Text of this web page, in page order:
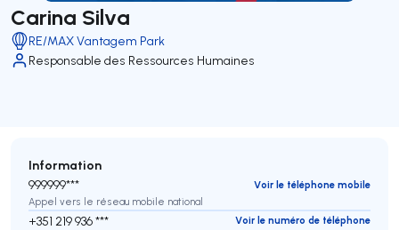
Carina Silva
RE/MAX Vantagem Park
Responsable des Ressources Humaines
Information
999999***
Voir le téléphone mobile
Appel vers le réseau mobile national
+351 219 936 ***
Voir le numéro de téléphone